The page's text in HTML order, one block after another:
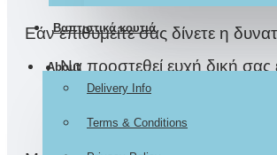
Βαπτιστικά κουτιά
About
Delivery Info
Terms & Conditions
Εάν επιθυμείτε σας δίνετε η
Να προστεθεί ευχή δική σας
Να συνοδευτεί με κουτί